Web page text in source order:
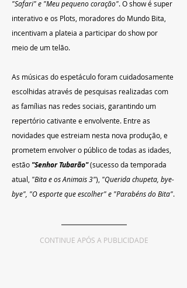
"Safari" e "Meu pequeno coração". O show é super
interativo e os Plots, moradores do Mundo Bita,
incentivam a plateia a participar do show por
meio de um telão.
As músicas do espetáculo foram cuidadosamente
escolhidas através de pesquisas realizadas com
as famílias nas redes sociais, garantindo um
repertório cativante e envolvente. Entre as
novidades que estreiam nesta nova produção, e
prometem envolver o público de todas as idades,
estão "Senhor Tubarão" (sucesso da temporada
atual, "Bita e os Animais 3"), "Querida chupeta, bye-
bye", "O esporte que escolher" e "Parabéns do Bita".
CONTINUE APÓS A PUBLICIDADE